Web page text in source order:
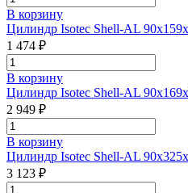
В корзину
Цилиндр Isotec Shell-AL
1 474 ₽
В корзину
Цилиндр Isotec Shell-AL
2 949 ₽
В корзину
Цилиндр Isotec Shell-AL
3 123 ₽